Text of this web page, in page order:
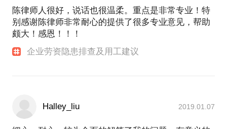
陈律师人很好，说话也很温柔。重点是非常专业！特
别感谢陈律师非常耐心的提供了很多专业意见，帮助
颇大！感恩！！！
企业劳资隐患排查及用工建议
Halley_liu 2019.01.07